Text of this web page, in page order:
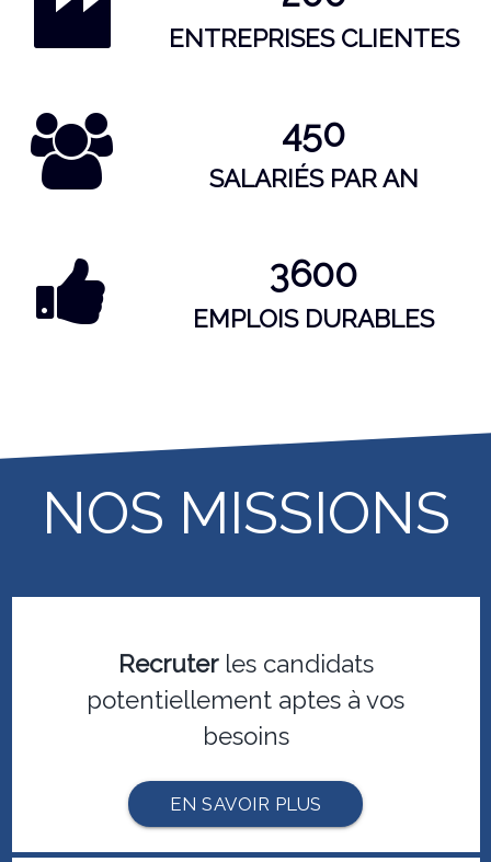
ENTREPRISES CLIENTES
450
SALARIÉS PAR AN
3600
EMPLOIS DURABLES
NOS MISSIONS
Recruterles candidats
potentiellement aptes à vos
besoins
EN SAVOIR PLUS